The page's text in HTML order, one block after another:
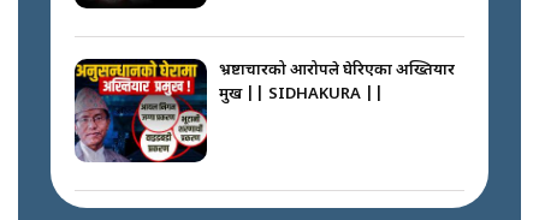
|| Court Grievances Directly to
the Supreme Court ||
SIDHAKURA
इनड्राइभ || SIDHAKURA ||
भ्रष्टाचारको आरोपले घेरिएका अख्तियार
प्रमुख || SIDHAKURA ||